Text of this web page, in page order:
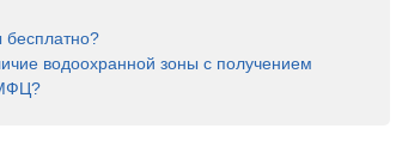
бесплатно?
водоохранной зоны с получением